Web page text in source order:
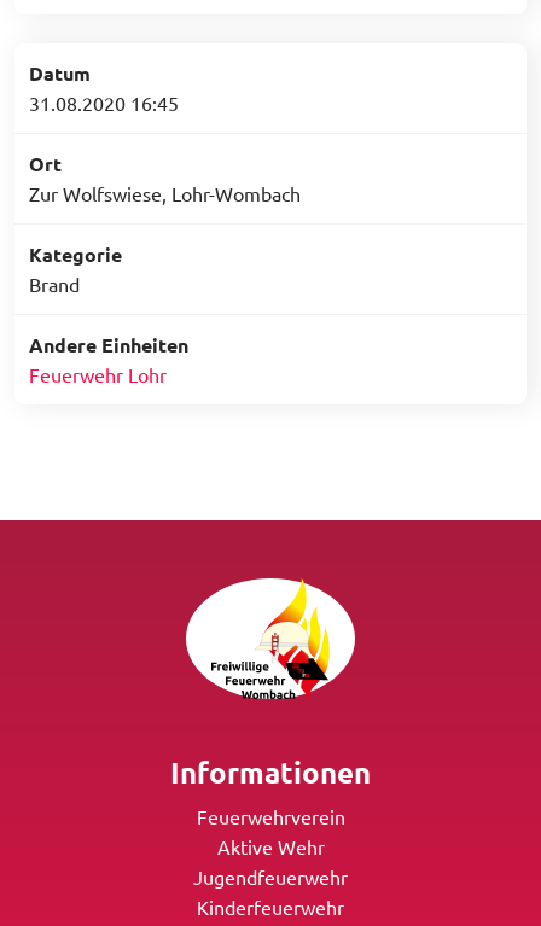
Datum
31.08.2020 16:45
Ort
Zur Wolfswiese, Lohr-Wombach
Kategorie
Brand
Andere Einheiten
Feuerwehr Lohr
Informationen
Feuerwehrverein
Aktive Wehr
Jugendfeuerwehr
Kinderfeuerwehr